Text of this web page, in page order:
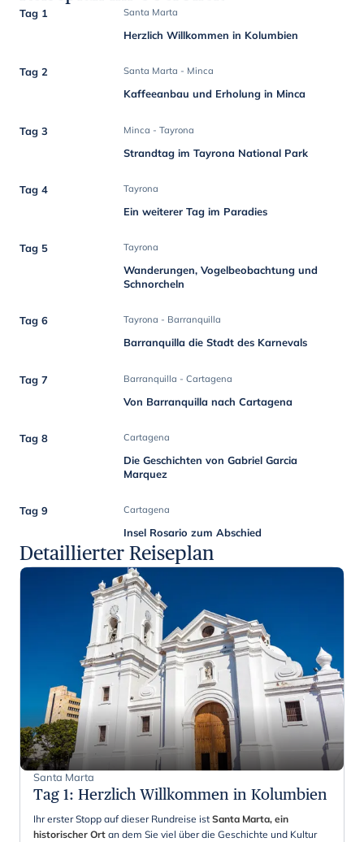
Tag 1 Santa Marta
Herzlich Willkommen in Kolumbien
Tag 2 Santa Marta - Minca
Kaffeeanbau und Erholung in Minca
Tag 3 Minca - Tayrona
Strandtag im Tayrona National Park
Tag 4 Tayrona
Ein weiterer Tag im Paradies
Tag 5 Tayrona
Wanderungen, Vogelbeobachtung und
Schnorcheln
Tag 6 Tayrona - Barranquilla
Barranquilla die Stadt des Karnevals
Tag 7 Barranquilla - Cartagena
Von Barranquilla nach Cartagena
Tag 8 Cartagena
Die Geschichten von Gabriel Garcia
Marquez
Tag 9 Cartagena
Insel Rosario zum Abschied
Detaillierter Reiseplan
Santa Marta
Tag 1: Herzlich Willkommen in Kolumbien
Ihr erster Stopp auf dieser Rundreise ist Santa Marta, ein
historischer Ort an dem Sie viel über die Geschichte und Kultur